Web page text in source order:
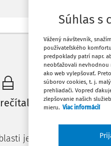
Máte predplatné?
len začiatok...
je dostupný
Súhlas s
Vážený návštevník,
používateľského
predpoklady patrí napr.
neobťažovali nevhodnou
ako web vylepšovať.
súborov cookies, t. j.
prehliadači. Vopred
zlepšovanie našich
mieru. Viac informácií